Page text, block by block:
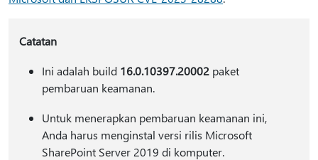
Catatan
Ini adalah build 16.0.10397.20002paket
pembaruan keamanan.
Untuk menerapkan pembaruan keamanan ini,
Anda harus menginstal versi rilis Microsoft
SharePoint Server 2019 di komputer.